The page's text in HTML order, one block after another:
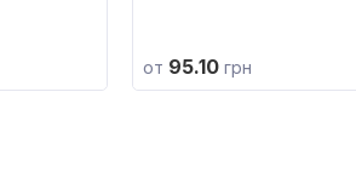
от 95.10 грн